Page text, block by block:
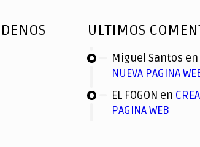
ULTIMOS
Miguel Santos en
NUEVA PAGINA
EL FOGON en
PAGINA WEB